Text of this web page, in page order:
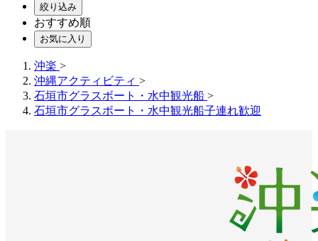
絞り込み
おすすめ順
お気に入り
沖楽 >
沖縄アクティビティ >
石垣市グラスボート・水中観光船 >
石垣市グラスボート・水中観光船子連れ歓迎